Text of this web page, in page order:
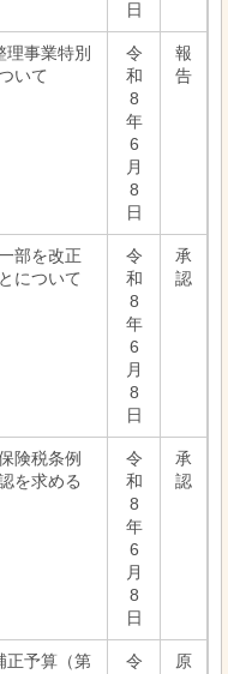
日
理事業特別
いて
令
和
8
年
6
月
8
日
報
告
部を改正
について
令
和
8
年
6
月
8
日
承
認
険税条例
を求める
令
和
8
年
6
月
8
日
承
認
正予算（第
令
原